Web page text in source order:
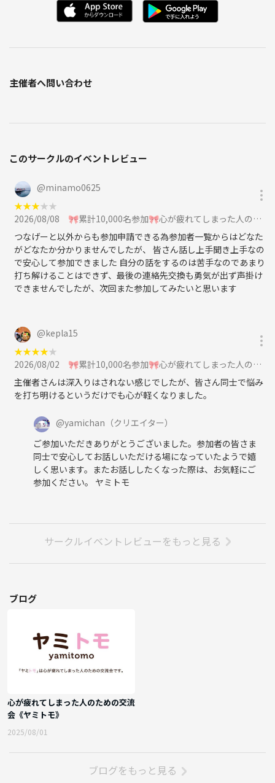
主催者へ問い合わせ
このサークルのイベントレビュー
@minamo0625
★★★★★
2026/08/08
🎀累計10,000名参加🎀心が疲れてしまった人のための交流会🌿ヤミトモ🌿《20代～60代中心》に参加
つなげーと以外からも参加申請できる為参加者一覧からはどなた
がどなたか分かりませんでしたが、 皆さん話し上手聞き上手なの
で安心して参加できました 自分の話をするのは苦手なのであまり
打ち解けることはできず、最後の連絡先交換も勇気が出ず声掛け
できませんでしたが、次回また参加してみたいと思います
@kepla15
★★★★★
2026/08/02
🎀累計10,000名参加🎀心が疲れてしまった人のための交流会🌿ヤミトモ🌿《20代～60代中心》に参加
主催者さんは深入りはされない感じでしたが、皆さん同士で悩み
を打ち明けるというだけでも心が軽くなりました。
@yamichan （クリエイター）
ご参加いただきありがとうございました。参加者の皆さま
同士で安心してお話しいただける場になっていたようで嬉
しく思います。またお話ししたくなった際は、お気軽にご
参加ください。 ヤミトモ
サークルイベントレビューをもっと見る
ブログ
心が疲れてしまった人のための交流
会《ヤミトモ》
2025/08/01
ブログをもっと見る